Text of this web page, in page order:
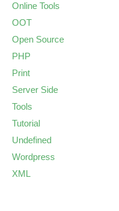
Online Tools
OOT
Open Source
PHP
Print
Server Side
Tools
Tutorial
Undefined
Wordpress
XML